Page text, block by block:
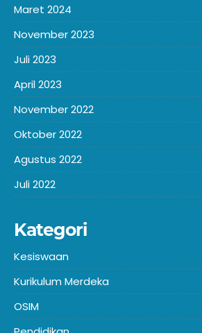
Maret 2024
November 2023
Juli 2023
April 2023
November 2022
Oktober 2022
Agustus 2022
Juli 2022
Kategori
Kesiswaan
Kurikulum Merdeka
OSIM